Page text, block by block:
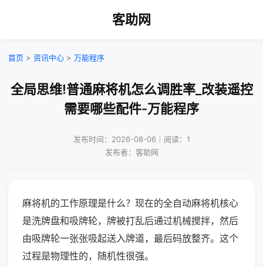
客助网
首页 > 资讯中心 > 万能程序
全局思维!普通麻将机怎么调胜率_改装遥控
需要哪些配件-万能程序
发布时间：2026-08-06｜阅读：1
发布者：客助网
麻将机的工作原理是什么？现在的全自动麻将机核心
是洗牌盘和吸牌轮，牌被打乱后通过机械搅拌，然后
由吸牌轮一张张吸起送入牌道，最后码放整齐。这个
过程是物理性的，随机性很强。